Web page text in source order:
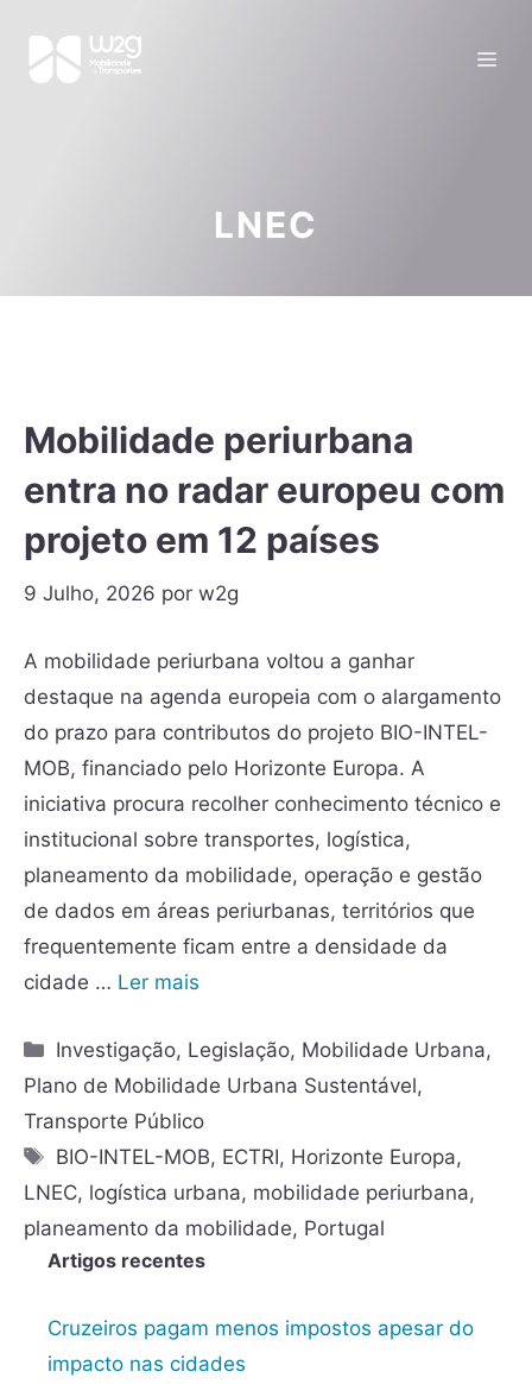
LNEC
Mobilidade periurbana
entra no radar europeu com
projeto em 12 países
9 Julho, 2026 por w2g
A mobilidade periurbana voltou a ganhar
destaque na agenda europeia com o alargamento
do prazo para contributos do projeto BIO-INTEL-
MOB, financiado pelo Horizonte Europa. A
iniciativa procura recolher conhecimento técnico e
institucional sobre transportes, logística,
planeamento da mobilidade, operação e gestão
de dados em áreas periurbanas, territórios que
frequentemente ficam entre a densidade da
cidade … Ler mais
Investigação, Legislação, Mobilidade Urbana,
Plano de Mobilidade Urbana Sustentável,
Transporte Público
BIO-INTEL-MOB, ECTRI, Horizonte Europa,
LNEC, logística urbana, mobilidade periurbana,
planeamento da mobilidade, Portugal
Artigos recentes
Cruzeiros pagam menos impostos apesar do
impacto nas cidades